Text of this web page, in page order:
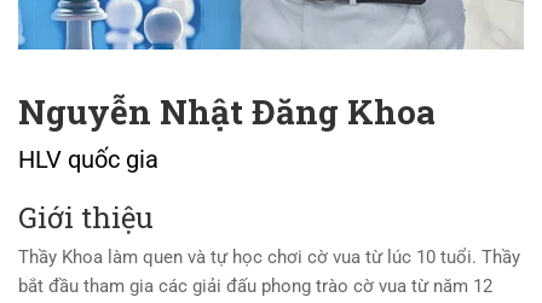
Nguyễn Nhật Đăng Khoa
HLV quốc gia
Giới thiệu
Thầy Khoa làm quen và tự học chơi cờ vua từ lúc 10 tuổi. Thầy
bắt đầu tham gia các giải đấu phong trào cờ vua từ năm 12